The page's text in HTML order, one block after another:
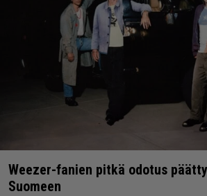
Weezer-fanien pitkä odotus
Suomeen